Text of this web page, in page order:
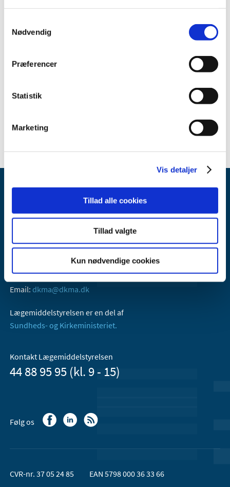
Nødvendig
Præferencer
Statistik
Marketing
Vis detaljer
Tillad alle cookies
Tillad valgte
Kun nødvendige cookies
2011 (2)
2009 (2)
marts (1)
2007 (2)
1999 (1)
Lægemiddelstyrelsen
Axel Heides Gade 1
2300 København S
Email: dkma@dkma.dk
Lægemiddelstyrelsen er en del af
Sundheds- og Kirkeministeriet.
Kontakt Lægemiddelstyrelsen
44 88 95 95 (kl. 9 - 15)
Følg os
CVR-nr. 37 05 24 85 EAN 5798 000 36 33 66